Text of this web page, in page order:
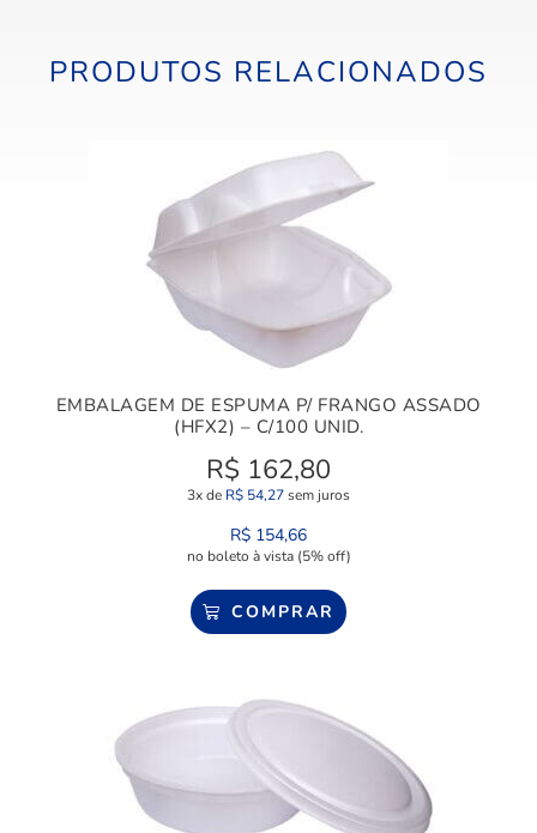
PRODUTOS RELACIONADOS
EMBALAGEM DE ESPUMA P/ FRANGO ASSADO
(HFX2) – C/100 UNID.
R$ 162,80
3x de R$ 54,27sem juros
R$ 154,66
no boleto à vista (5% off)
COMPRAR